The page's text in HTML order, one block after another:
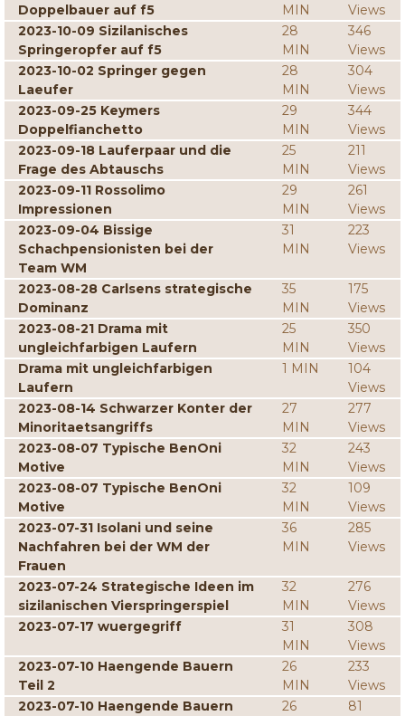
Doppelbauer auf f5
MIN
Views
2023-10-09 Sizilanisches
Springeropfer auf f5
28
MIN
346
Views
2023-10-02 Springer gegen
Laeufer
28
MIN
304
Views
2023-09-25 Keymers
Doppelfianchetto
29
MIN
344
Views
2023-09-18 Lauferpaar und die
Frage des Abtauschs
25
MIN
211
Views
2023-09-11 Rossolimo
Impressionen
29
MIN
261
Views
2023-09-04 Bissige
Schachpensionisten bei der
Team WM
31
MIN
223
Views
2023-08-28 Carlsens strategische
Dominanz
35
MIN
175
Views
2023-08-21 Drama mit
ungleichfarbigen Laufern
25
MIN
350
Views
Drama mit ungleichfarbigen
Laufern
1 MIN
104
Views
2023-08-14 Schwarzer Konter der
Minoritaetsangriffs
27
MIN
277
Views
2023-08-07 Typische BenOni
Motive
32
MIN
243
Views
2023-08-07 Typische BenOni
Motive
32
MIN
109
Views
2023-07-31 Isolani und seine
Nachfahren bei der WM der
Frauen
36
MIN
285
Views
2023-07-24 Strategische Ideen im
sizilanischen Vierspringerspiel
32
MIN
276
Views
2023-07-17 wuergegriff
31
MIN
308
Views
2023-07-10 Haengende Bauern
Teil 2
26
MIN
233
Views
2023-07-10 Haengende Bauern
26
81